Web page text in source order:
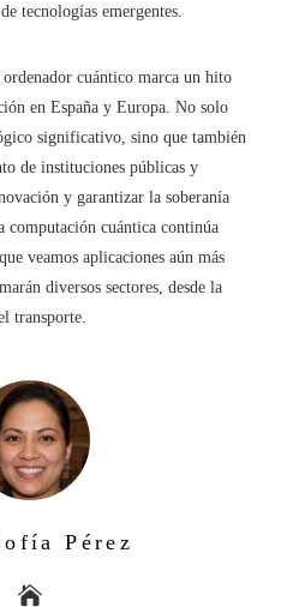
tecnologías emergentes.
ordenador cuántico marca un hito
en España y Europa. No solo
significativo, sino que también
de instituciones públicas y
y garantizar la soberanía
computación cuántica continúa
veamos aplicaciones aún más
diversos sectores, desde la
transporte.
Pérez